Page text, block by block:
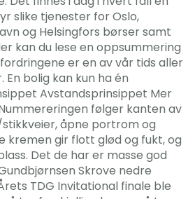
slike tjenester for Oslo,
og Helsingfors børser samt
kan du lese en oppsummering
er en av vår tids aller
bolig kan kun ha én
Avstandsprinsippet Mer
følger kanten av
åpne portrom og
kremen gir flott glød og fukt, og
Det de har er masse god
Skrove nedre
TDG Invitational finale ble